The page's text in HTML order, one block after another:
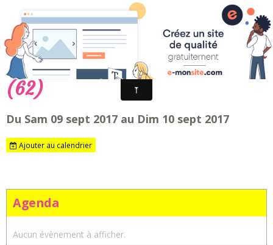
Fêtes foraines d'Arras - Artois en fêtes
Ducasse de Biache Saint Vaast
(62)
Du Sam 09 sept 2017 au Dim 10 sept 2017
Ajouter au calendrier
Agenda
Aucun évènement à afficher.